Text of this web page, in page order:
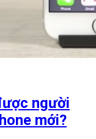
người
mới?